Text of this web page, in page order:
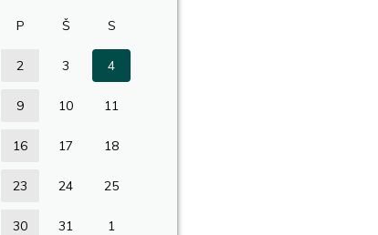
P Š S
2 3 4
9 10 11
16 17 18
23 24 25
30 31 1